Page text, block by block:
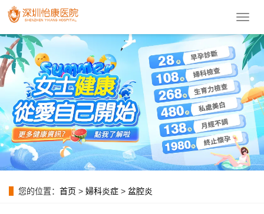
導
菜
單
您的位置： 首页 > 婦科炎症 > 盆腔炎